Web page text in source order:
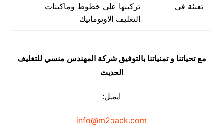
تعبئة فى
تركيبها على خطوط وماكينات
التغليف الاوتوماتيك
مع تحياتنا و تمنياتنا بالتوفيق شركة المهندس منسي للتغليف
الحديث
ايميل:
info@m2pack.com